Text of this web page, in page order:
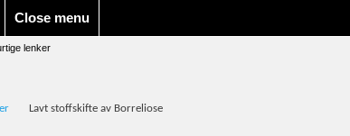
lenker
Close menu
Lavt stoffskifte av Borreliose